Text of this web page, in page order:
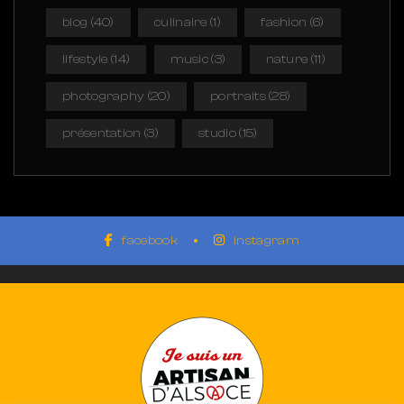
blog (40) culinaire (1) fashion (6)
lifestyle (14) music(3) nature (11)
photography (20) portraits(28)
présentation (3) studio(15)
facebook instagram